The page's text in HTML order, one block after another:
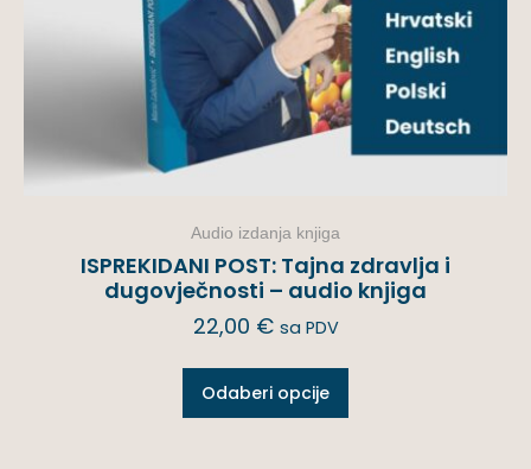
Audio izdanja knjiga
ISPREKIDANI POST: Tajna zdravlja i
dugovječnosti – audio knjiga
22,00 € sa PDV
Odaberi opcije